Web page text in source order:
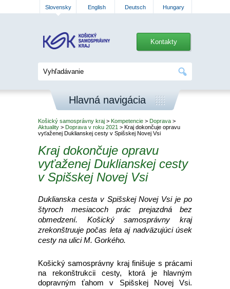
Slovensky English Deutsch Hungary
Kontakty
Hlavná navigácia
Košický samosprávny kraj > Kompetencie > Doprava >
Aktuality > Doprava v roku 2021 > Kraj dokončuje opravu
vyťaženej Duklianskej cesty v Spišskej Novej Vsi
Kraj dokončuje opravu
vyťaženej Duklianskej cesty
v Spišskej Novej Vsi
Duklianska cesta v Spišskej Novej Vsi je po
štyroch mesiacoch prác prejazdná bez
obmedzení. Košický samosprávny kraj
zrekonštruuje počas leta aj nadväzujúci úsek
cesty na ulici M. Gorkého.
Košický samosprávny kraj finišuje s prácami
na rekonštrukcii cesty, ktorá je hlavným
dopravným ťahom v Spišskej Novej Vsi.